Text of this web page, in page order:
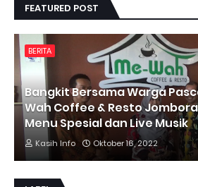
FEATURED POST
BERITA
Bangkit Bersama Warga
Wah Coffee & Resto
Menu Spesial dan Live Musik
Kasih Info Oktober 16, 2022